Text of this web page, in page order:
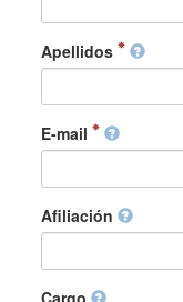
Apellidos
E-mail
Afiliación
Cargo